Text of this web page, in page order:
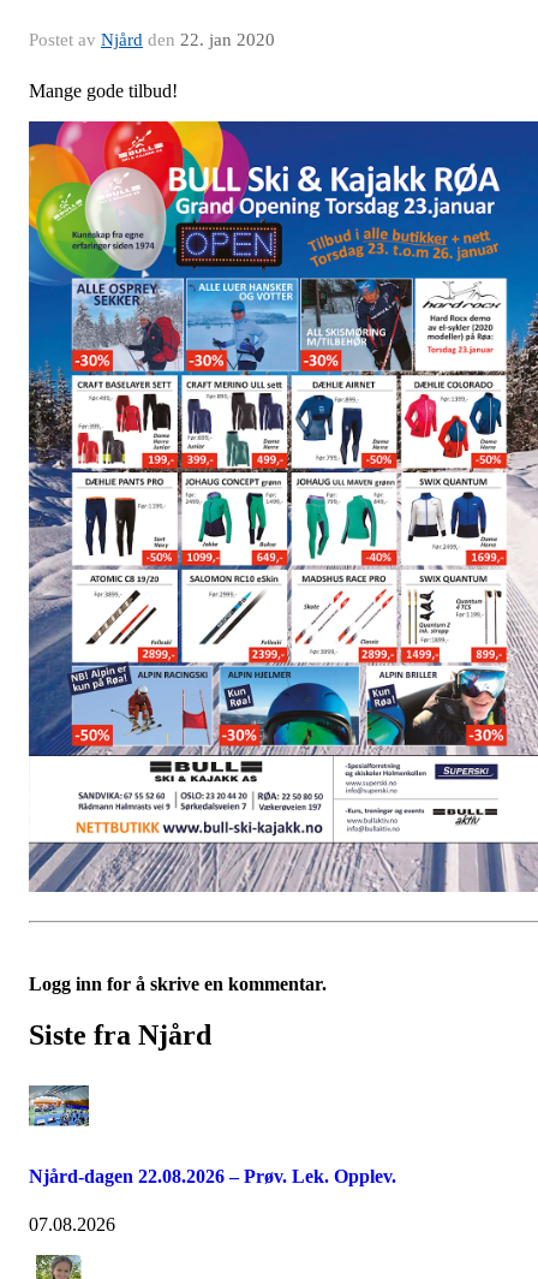
Postet av Njård den 22. jan 2020
Mange gode tilbud!
Logg inn for å skrive en kommentar.
Siste fra Njård
Njård-dagen 22.08.2026 – Prøv. Lek. Opplev.
07.08.2026